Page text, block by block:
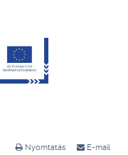
Nyomtatás E-mail